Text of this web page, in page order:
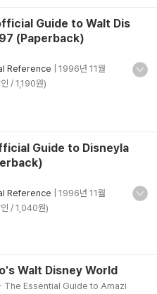
Guide to Walt Dis
(Paperback)
Reference
1996년 11월
/ 1,190원)
Guide to Disneyla
Reference
1996년 11월
/ 1,040원)
Walt Disney World
The Essential Guide to Amazi